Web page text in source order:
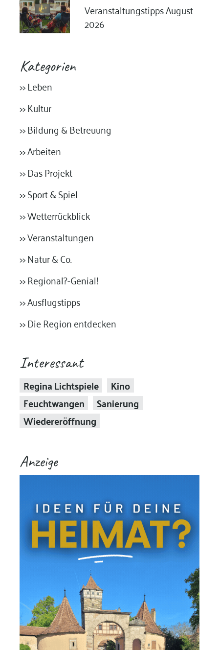
Veranstaltungstipps August
2026
Kategorien
>> Leben
>> Kultur
>> Bildung & Betreuung
>> Arbeiten
>> Das Projekt
>> Sport & Spiel
>> Wetterrückblick
>> Veranstaltungen
>> Natur & Co.
>> Regional?-Genial!
>> Ausflugstipps
>> Die Region entdecken
Interessant
Regina Lichtspiele
Kino
Feuchtwangen
Sanierung
Wiedereröffnung
Anzeige